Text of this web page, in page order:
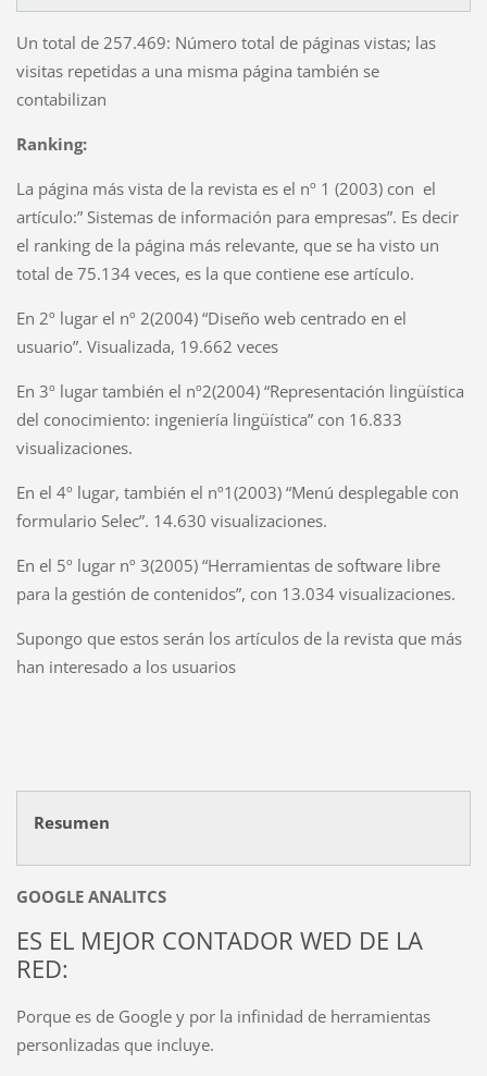
Un total de 257.469: Número total de páginas vistas; las
visitas repetidas a una misma página también se
contabilizan
Ranking:
La página más vista de la revista es el nº 1 (2003) con el
artículo:” Sistemas de información para empresas”. Es decir
el ranking de la página más relevante, que se ha visto un
total de 75.134 veces, es la que contiene ese artículo.
En 2º lugar el nº 2(2004) “Diseño web centrado en el
usuario”. Visualizada, 19.662 veces
En 3º lugar también el nº2(2004) “Representación lingüística
del conocimiento: ingeniería lingüística” con 16.833
visualizaciones.
En el 4º lugar, también el nº1(2003) “Menú desplegable con
formulario Selec”. 14.630 visualizaciones.
En el 5º lugar nº 3(2005) “Herramientas de software libre
para la gestión de contenidos”, con 13.034 visualizaciones.
Supongo que estos serán los artículos de la revista que más
han interesado a los usuarios
Resumen
GOOGLE ANALITCS
ES EL MEJOR CONTADOR WED DE LA
RED:
Porque es de Google y por la infinidad de herramientas
personlizadas que incluye.